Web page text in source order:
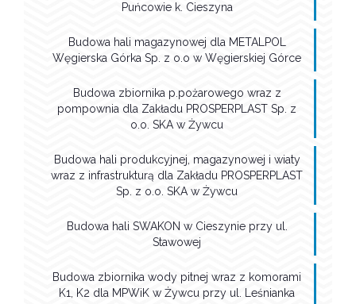
Puńcowie k. Cieszyna
Budowa hali magazynowej dla METALPOL
Węgierska Górka Sp. z o.o w Węgierskiej Górce
Budowa zbiornika p.pożarowego wraz z
pompownia dla Zakładu PROSPERPLAST Sp. z
o.o. SKA w Żywcu
Budowa hali produkcyjnej, magazynowej i wiaty
wraz z infrastrukturą dla Zakładu PROSPERPLAST
Sp. z o.o. SKA w Żywcu
Budowa hali SWAKON w Cieszynie przy ul.
Stawowej
Budowa zbiornika wody pitnej wraz z komorami
K1, K2 dla MPWiK w Żywcu przy ul. Leśnianka